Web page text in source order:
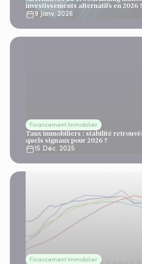
investissements alternatifs en 2026
9 Janv. 2026
Financement Immobilier
Taux immobiliers : stabilité
quels signaux pour 2026 ?
15 Déc. 2025
Financement Immobilier